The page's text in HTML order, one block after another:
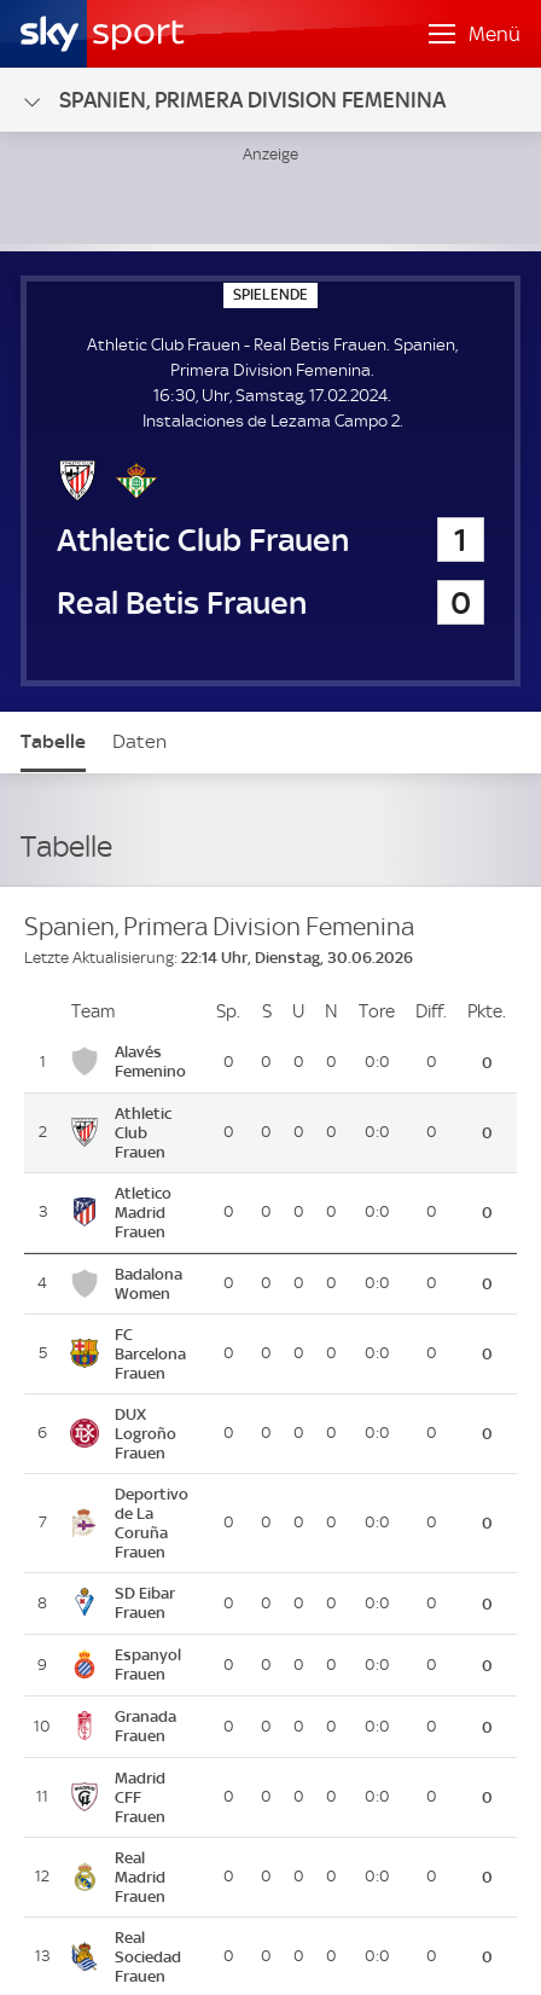
Menü
SPANIEN, PRIMERA DIVISION FEMENINA
SPIELENDE
P
E
E
N
E
Athletic Club Frauen - Real Betis Frauen. Spanien,
Primera Division Femenina.
16:30, Uhr, Samstag, 17.02.2024.
Instalaciones de Lezama Campo 2.
Athletic Club Frauen
1
Real Betis Frauen
0
Tabelle Daten
Tabelle
Spanien, Primera Division Femenina
Letzte Aktualisierung: 22:14 Uhr, Dienstag, 30.06.2026
PlatzTeam Sp. Spiele
SSiege
U Unentschieden
N Niederlagen
Tore ToreDiff. Differenz
Pkte.
1
Alavés
Femenino
0 0 0 0 0:0 0 0
2
Athletic
Club
Frauen
0 0 0 0 0:0 0 0
3
Atletico
Madrid
Frauen
0 0 0 0 0:0 0 0
4
Badalona
Women
0 0 0 0 0:0 0 0
5
FC
Barcelona
Frauen
0 0 0 0 0:0 0 0
6
DUX
Logroño
Frauen
0 0 0 0 0:0 0 0
7
Deportivo
de La
Coruña
Frauen
0 0 0 0 0:0 0 0
8
SD Eibar
Frauen
0 0 0 0 0:0 0 0
9
Espanyol
Frauen
0 0 0 0 0:0 0 0
10
Granada
Frauen
0 0 0 0 0:0 0 0
11
Madrid
CFF
Frauen
0 0 0 0 0:0 0 0
12
Real
Madrid
Frauen
0 0 0 0 0:0 0 0
13
Real
Sociedad
Frauen
0 0 0 0 0:0 0 0